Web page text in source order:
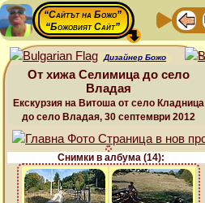
“Сайтът на Божо”
“Божовият Сайт”
Дизайнер Божо
От хижа Селимица до село
Владая
Екскурзия на Витоша от село Кладница
до село Владая, 30 септември 2012
Снимки в албума (14):